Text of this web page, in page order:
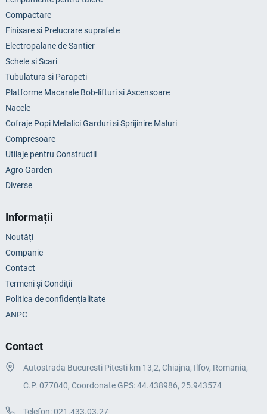
Compactare
Finisare si Prelucrare suprafete
Electropalane de Santier
Schele si Scari
Tubulatura si Parapeti
Platforme Macarale Bob-lifturi si Ascensoare
Nacele
Cofraje Popi Metalici Garduri si Sprijinire Maluri
Compresoare
Utilaje pentru Constructii
Agro Garden
Diverse
Informații
Noutăți
Companie
Contact
Termeni și Condiții
Politica de confidențialitate
ANPC
Contact
Autostrada Bucuresti Pitesti km 13,2, Chiajna, Ilfov, Romania,
C.P. 077040, Coordonate GPS: 44.438986, 25.943574
Telefon:021.433.03.27